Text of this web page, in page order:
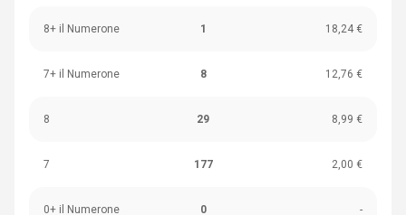
8+ il Numerone 1 18,24 €
7+ il Numerone 8 12,76 €
8 29 8,99 €
7 177 2,00 €
0+ il Numerone 0 -